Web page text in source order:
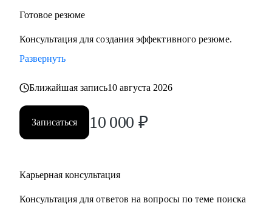
• Управление персоналом
• Юриспруденция и правовое сопровождение бизнеса
и принять собственное, выверенное решение.
Готовое резюме
Консультация для создания эффективного резюме.
Развернуть
Ближайшая запись10 августа 2026
Записаться 10 000 ₽
Карьерная консультация
Консультация для ответов на вопросы по теме поиска